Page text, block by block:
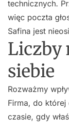
technicznych.
więc poczta
Safina jest
Liczby
siebie
Rozważmy
Firma, do
czasie, gdy